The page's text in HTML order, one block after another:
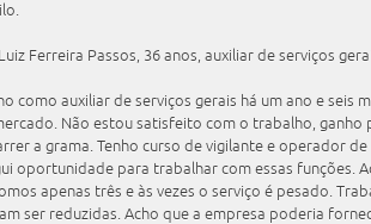
Ferreira Passos, 36 anos, auxiliar de serviços
como auxiliar de serviços gerais há um ano e seis
Não estou satisfeito com o trabalho,
a grama. Tenho curso de vigilante e operador
oportunidade para trabalhar com essas funções.
apenas três e às vezes o serviço é pesado.
ser reduzidas. Acho que a empresa poderia